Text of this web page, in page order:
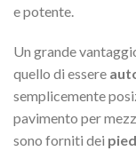
e potente.
Un grande
quello di essere
semplicemente
pavimento per
sono forniti dei